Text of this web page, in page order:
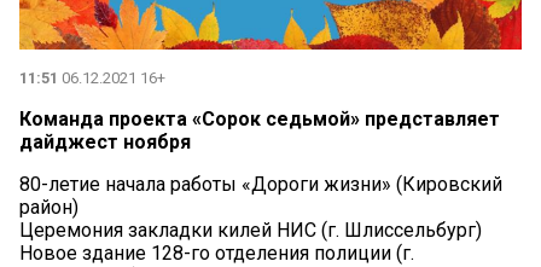
11:51 06.12.2021 16+
Команда проекта «Сорок седьмой» представляет
дайджест ноября
80-летие начала работы «Дороги жизни» (Кировский
район)
Церемония закладки килей НИС (г. Шлиссельбург)
Новое здание 128-го отделения полиции (г.